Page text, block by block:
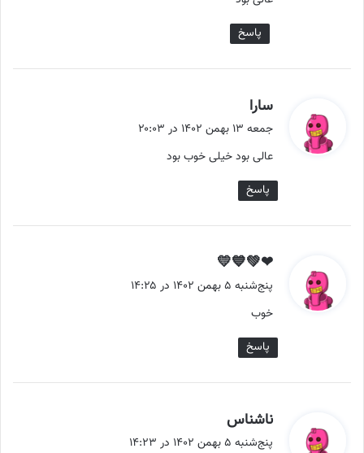
:
پاسخ
سارا
ف
:
جمعه ۱۳ بهمن ۱۴۰۲ در ۲۰:۰۳
عالی بود خیلی خوب بود
پاسخ
❤💚💙💛
ف
پنج‌شنبه ۵ بهمن ۱۴۰۲ در ۱۴:۲۵
خوب
پاسخ
ناشناس
ف پنج‌شنبه ۵ بهمن ۱۴۰۲ در ۱۴:۲۳